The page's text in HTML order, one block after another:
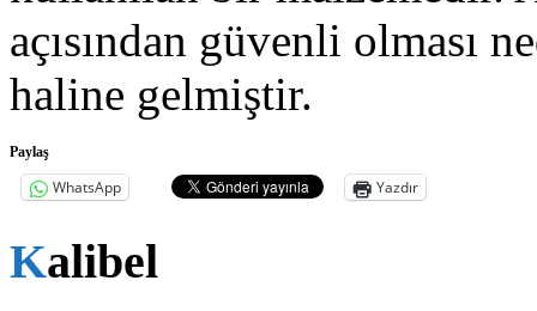
açısından güvenli olması
haline gelmiştir.
Paylaş
WhatsApp Yazdır
Kalibel